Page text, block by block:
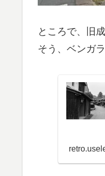
ところで、旧
そう、ベンガ